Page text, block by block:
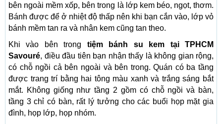
bên ngoài mềm xốp, bên trong là lớp kem béo, ngọt, thơm.
Bánh được để ở nhiệt độ thấp nên khi bạn cắn vào, lớp vỏ
bánh mềm tan ra và nhân kem cũng tan theo.
Khi vào bên trong tiệm bánh su kem tại TPHCM
Savouré, điều đầu tiên bạn nhận thấy là không gian rộng,
có chỗ ngồi cả bên ngoài và bên trong. Quán có ba tầng
được trang trí bằng hai tông màu xanh và trắng sáng bắt
mắt. Không giống như tầng 2 gồm có chỗ ngồi và bàn,
tầng 3 chỉ có bàn, rất lý tưởng cho các buổi họp mặt gia
đình, họp lớp, họp nhóm.